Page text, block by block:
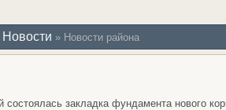
Новости » Новости района
состоялась закладка фундамента нового